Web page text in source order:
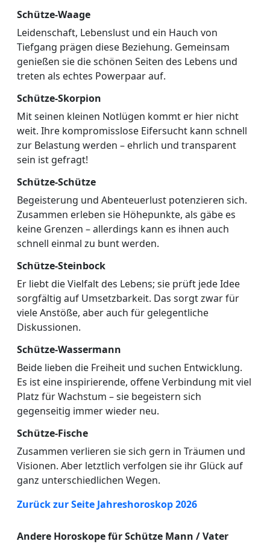
Schütze-Waage
Leidenschaft, Lebenslust und ein Hauch von
Tiefgang prägen diese Beziehung. Gemeinsam
genießen sie die schönen Seiten des Lebens und
treten als echtes Powerpaar auf.
Schütze-Skorpion
Mit seinen kleinen Notlügen kommt er hier nicht
weit. Ihre kompromisslose Eifersucht kann schnell
zur Belastung werden – ehrlich und transparent
sein ist gefragt!
Schütze-Schütze
Begeisterung und Abenteuerlust potenzieren sich.
Zusammen erleben sie Höhepunkte, als gäbe es
keine Grenzen – allerdings kann es ihnen auch
schnell einmal zu bunt werden.
Schütze-Steinbock
Er liebt die Vielfalt des Lebens; sie prüft jede Idee
sorgfältig auf Umsetzbarkeit. Das sorgt zwar für
viele Anstöße, aber auch für gelegentliche
Diskussionen.
Schütze-Wassermann
Beide lieben die Freiheit und suchen Entwicklung.
Es ist eine inspirierende, offene Verbindung mit viel
Platz für Wachstum – sie begeistern sich
gegenseitig immer wieder neu.
Schütze-Fische
Zusammen verlieren sie sich gern in Träumen und
Visionen. Aber letztlich verfolgen sie ihr Glück auf
ganz unterschiedlichen Wegen.
Zurück zur Seite Jahreshoroskop 2026
Andere Horoskope für Schütze Mann / Vater